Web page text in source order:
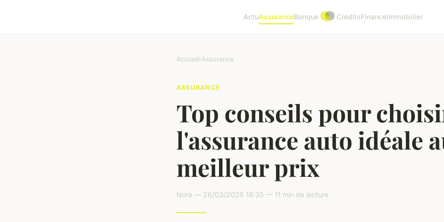
ActuAssuranceBanque CréditsFinanceImmobilier
Accueil›Assurance
ASSURANCE
Top conseils pour
l'assurance auto idéale
meilleur prix
Nora — 26/03/2026 18:35 — 11 min de lecture